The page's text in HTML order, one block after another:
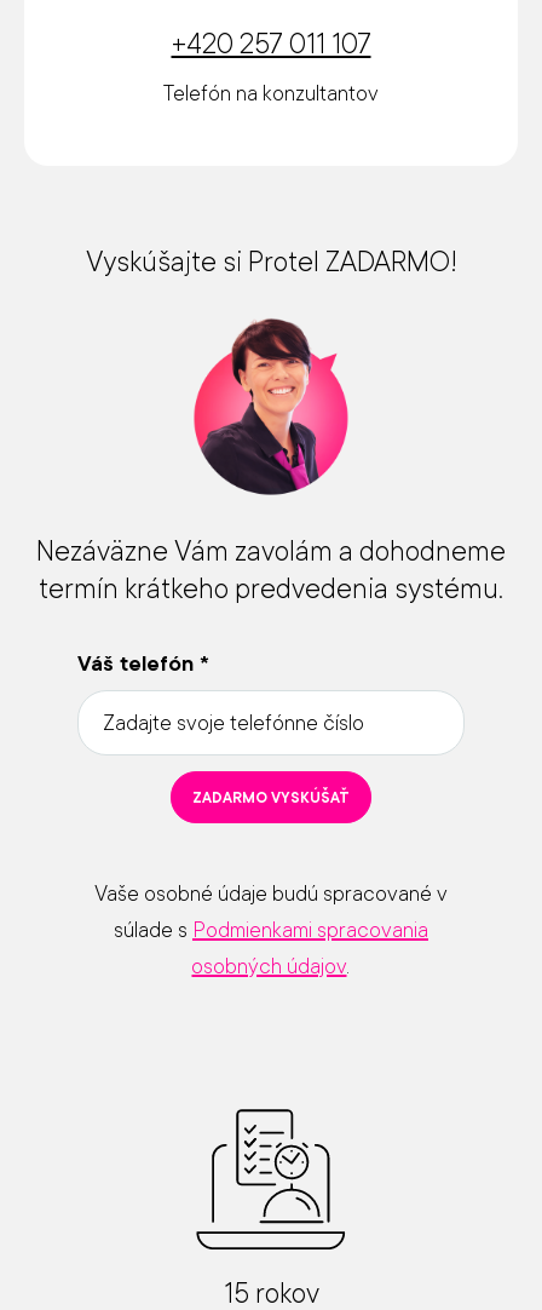
+420 257 011 107
Telefón na konzultantov
Vyskúšajte si Protel ZADARMO!
Nezáväzne Vám zavolám a dohodneme
termín krátkeho predvedenia systému.
Váš telefón *
ZADARMO VYSKÚŠAŤ
Vaše osobné údaje budú spracované v
súlade s Podmienkami spracovania
osobných údajov.
15 rokov